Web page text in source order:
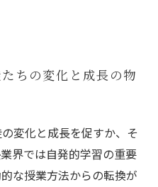
ちの変化と成長の物
変化と成長を促すか、そ
界では自発的学習の重要
な授業方法からの転換が